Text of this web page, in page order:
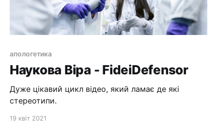
апологетика
Наукова Віра - FideiDefensor
Дуже цікавий цикл відео, який ламає де які
стереотипи.
19 квіт 2021